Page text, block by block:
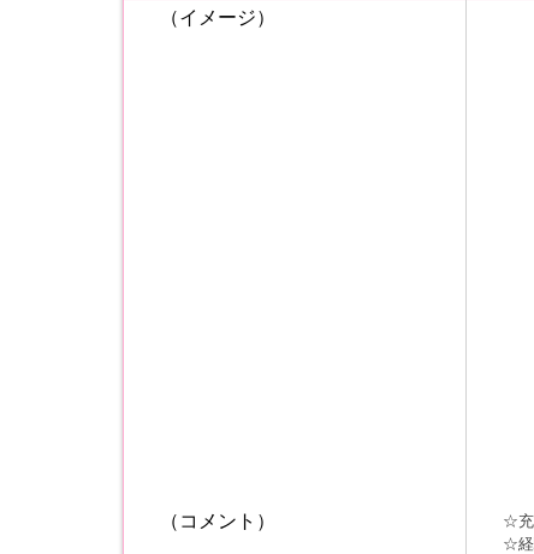
（イメージ）
（コメント）
☆充
☆経